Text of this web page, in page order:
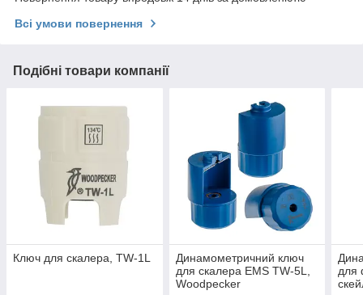
Всі умови повернення
Подібні товари компанії
Ключ для скалера, TW-1L
Динамометричний ключ
для скалера EMS TW-5L,
Woodpecker
для